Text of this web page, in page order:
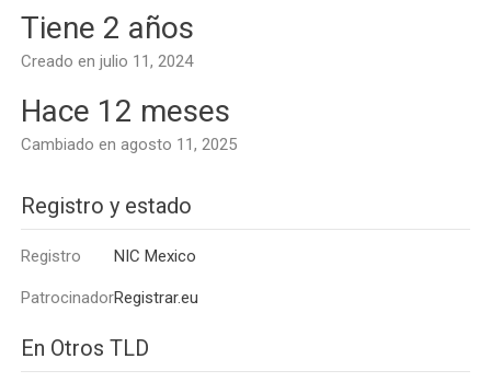
Tiene 2 años
Creado en julio 11, 2024
Hace 12 meses
Cambiado en agosto 11, 2025
Registro y estado
Registro NIC Mexico
PatrocinadorRegistrar.eu
En Otros TLD